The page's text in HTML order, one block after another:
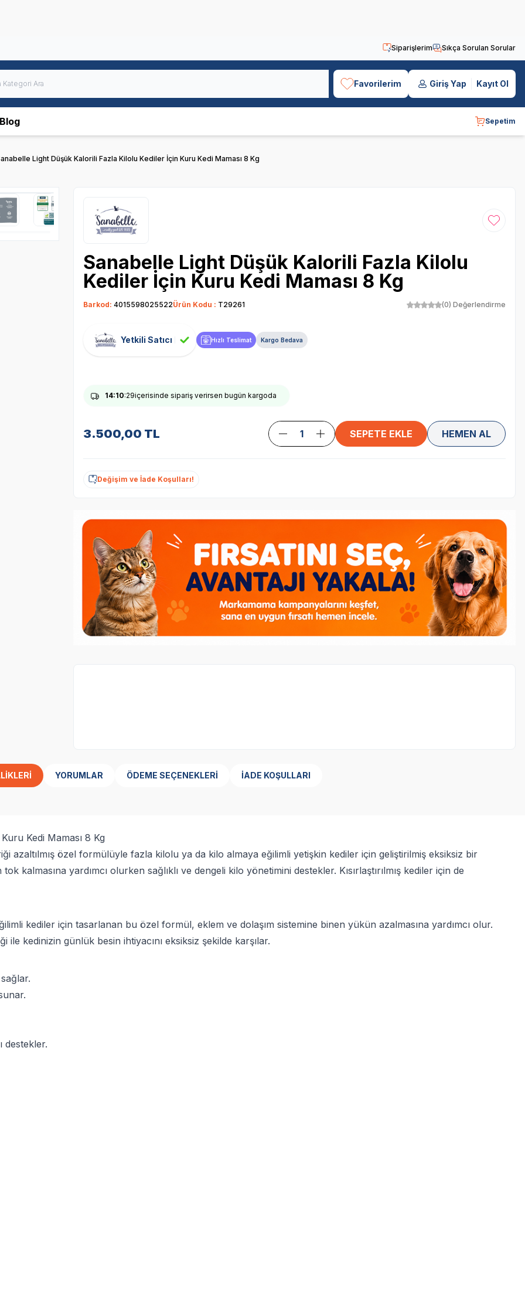
Siparişlerim Sıkça Sorulan Sorular
Favorilerim Giriş Yap Kayıt Ol
Blog Sepetim
Light Düşük Kalorili Fazla Kilolu Kediler İçin Kuru Kedi Maması 8 Kg
Favoriye
Sanabelle Light Düşük Kalorili Fazla Kilolu
Kediler İçin Kuru Kedi Maması 8 Kg
Barkod: 4015598025522Ürün Kodu : T29261 (0) Değerlendirme
Yetkili Satıcı Hızlı Teslimat Kargo Bedava
14:10:28içerisinde sipariş verirsen bugün kargoda
3.500,00 TL SEPETE EKLE HEMEN AL
Değişim ve İade Koşulları!
YORUMLAR ÖDEME SEÇENEKLERI İADE KOŞULLARI
Kedi Maması 8 Kg
azaltılmış özel formülüyle fazla kilolu ya da kilo almaya eğilimli yetişkin kediler için geliştirilmiş eksiksiz bir
kalmasına yardımcı olurken sağlıklı ve dengeli kilo yönetimini destekler. Kısırlaştırılmış kediler için de
kediler için tasarlanan bu özel formül, eklem ve dolaşım sistemine binen yükün azalmasına yardımcı olur.
ile kedinizin günlük besin ihtiyacını eksiksiz şekilde karşılar.
destekler.